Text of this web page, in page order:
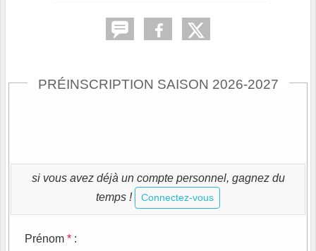
PRÉINSCRIPTION SAISON 2026-2027
si vous avez déjà un compte personnel, gagnez du
temps !
Connectez-vous
Prénom * :